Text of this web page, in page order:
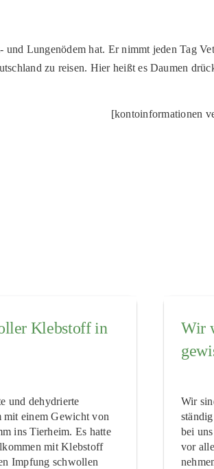
Lungenödem hat. Er nimmt jeden Tag
zu reisen. Hier heißt es Daumen
[kontoinformationen
Klebstoff in
und dehydrierte
mit einem Gewicht von
ins Tierheim. Es hatte
mit Klebstoff
Impfung schwollen
Wir
Wir
bei
vor